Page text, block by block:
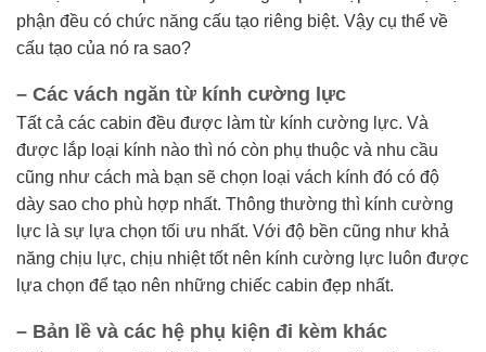
phận đều có chức năng cấu tạo riêng biệt. Vậy cụ thể về
cấu tạo của nó ra sao?
– Các vách ngăn từ kính cường lực
Tất cả các cabin đều được làm từ kính cường lực. Và
được lắp loại kính nào thì nó còn phụ thuộc và nhu cầu
cũng như cách mà bạn sẽ chọn loại vách kính đó có độ
dày sao cho phù hợp nhất. Thông thường thì kính cường
lực là sự lựa chọn tối ưu nhất. Với độ bền cũng như khả
năng chịu lực, chịu nhiệt tốt nên kính cường lực luôn được
lựa chọn để tạo nên những chiếc cabin đẹp nhất.
– Bản lề và các hệ phụ kiện đi kèm khác